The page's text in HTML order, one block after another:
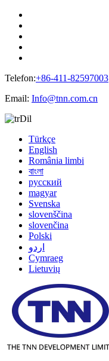
Telefon:+86-411-82597003
Email: Info@tnn.com.cn
Dil
Türkçe
English
România limbi
বাংলা
русский
magyar
Svenska
slovenščina
slovenčina
Polski
اردو
Cymraeg
Lietuvių